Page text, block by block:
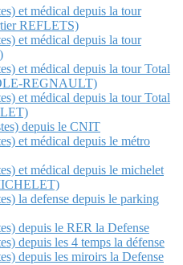
et médical depuis la tour
REFLETS)
et médical depuis la tour
et médical depuis la tour Total
REGNAULT)
et médical depuis la tour Total
depuis le CNIT
et médical depuis le métro
et médical depuis le michelet
la defense depuis le parking
depuis le RER la Defense
depuis les 4 temps la défense
depuis les miroirs la Defense